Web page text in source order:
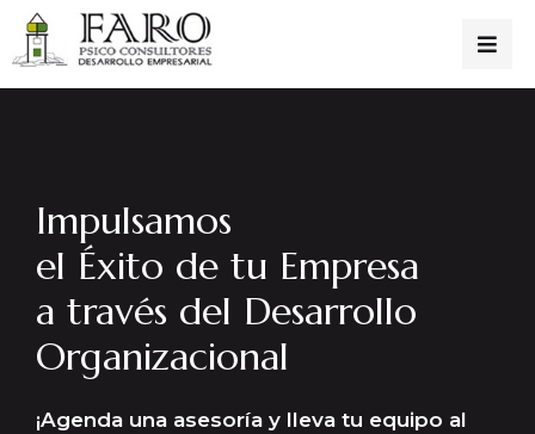
Impulsamos
el Éxito de tu Empresa
a través del Desarrollo
Organizacional
¡Agenda una asesoría y lleva tu equipo al